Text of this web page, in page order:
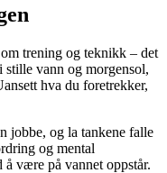
trening og teknikk – det
vann og morgensol,
hva du foretrekker,
jobbe, og la tankene falle
og mental
være på vannet oppstår.